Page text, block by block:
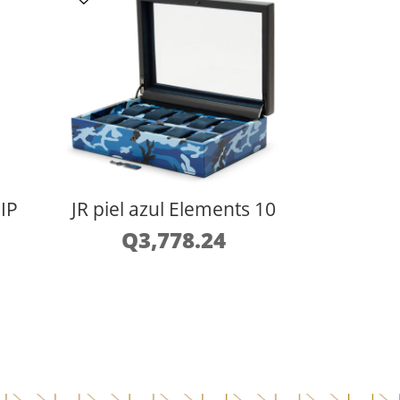
JR piel azul Elements 10
Q3,778.24